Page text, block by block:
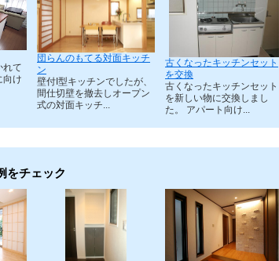
れて
向け
団らんのもてる対面キッチ
ン
壁付I型キッチンでしたが、
間仕切壁を撤去しオープン
式の対面キッチ...
古くなったキッチンセット
を交換
古くなったキッチンセット
を新しい物に交換しまし
た。 アパート向け...
をチェック